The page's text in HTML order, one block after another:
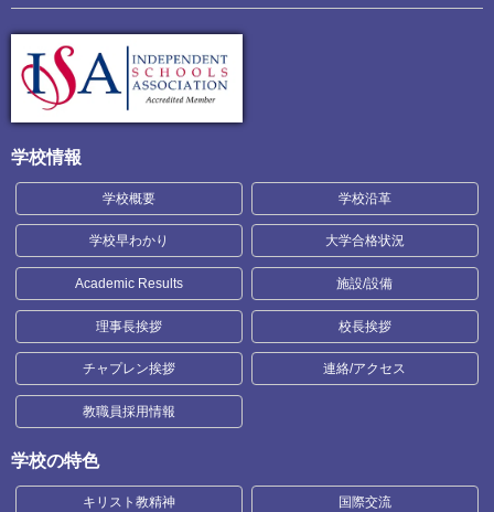
学校情報
学校概要 学校沿革
学校早わかり 大学合格状況
Academic Results 施設/設備
理事長挨拶 校長挨拶
チャプレン挨拶 連絡/アクセス
教職員採用情報
学校の特色
キリスト教精神 国際交流